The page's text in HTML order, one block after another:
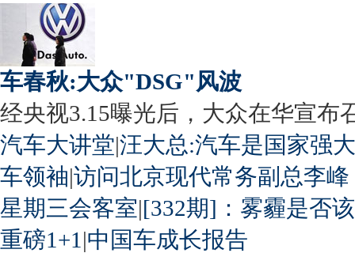
车春秋:大众"DSG"风波
经央视3.15曝光后，大众在华宣布
汽车大讲堂|汪大总:汽车是国家强
车领袖|访问北京现代常务副总李峰
星期三会客室|[332期]：雾霾是否
重磅1+1 |中国车成长报告